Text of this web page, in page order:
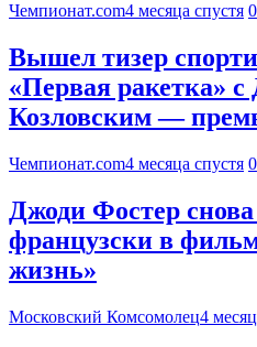
Чемпионат.com4 месяца спустя 0
Вышел тизер
«Первая ракетка»
Козловским —
Чемпионат.com4 месяца спустя 0
Джоди Фостер снова
французски в
жизнь»
Московский Комсомолец4